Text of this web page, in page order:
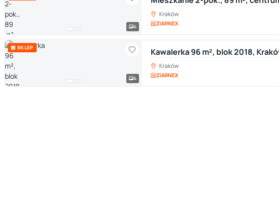
4
Kraków
ZIARNEX
🏪 SKLEP
4
Kawalerka 96 m², blok 2018,
Kraków
ZIARNEX